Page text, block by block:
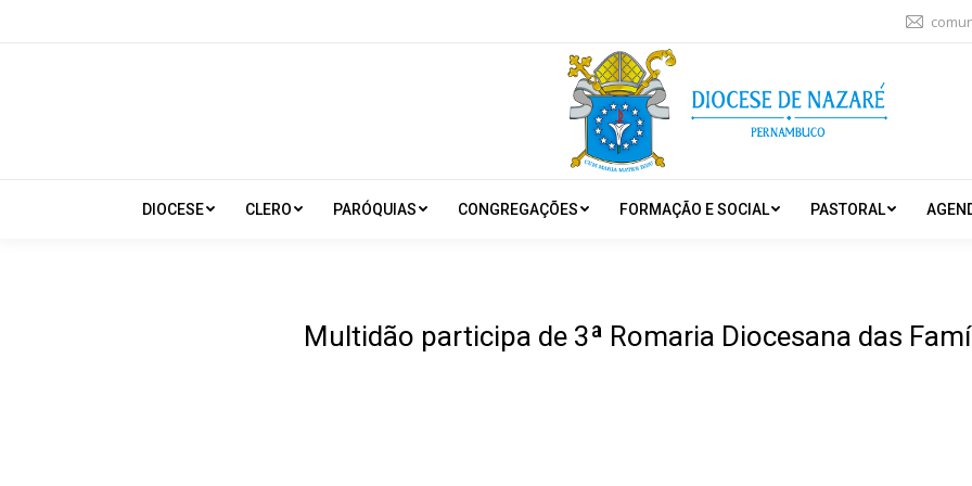
DIOCESE CLERO PARÓQUIAS CONGREGAÇÕES FORMAÇÃO E SOCIAL PASTORAL
Multidão participa de 3ª Romaria Diocesana das